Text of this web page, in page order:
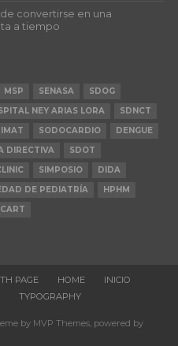
convertirse en una
a tiempo
MSP SENASA
SDOG
NEY ARIAS LORA
SDNCT
SODOCARDIO
DENGUE
DIRECTIVA
SDOT
SIMPOSIO
DIDA
DE PEDIATRÍA
HPHM
PAGE HOME
INICIO
TYPOGRAPHY
by MVP Themes, powered by